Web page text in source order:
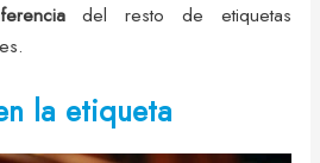
del resto de etiquetas
la etiqueta